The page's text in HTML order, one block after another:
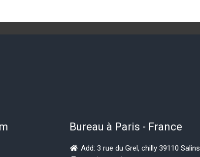
Bureau à Paris - France
Add: 3 rue du Grel, chilly 39110 Salins